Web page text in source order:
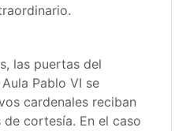
las puertas del
Pablo VI se
cardenales reciban
cortesía. En el caso